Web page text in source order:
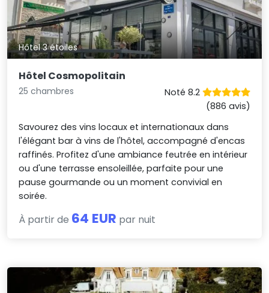
Hôtel 3 étoiles
Hôtel Cosmopolitain
25 chambres
Noté 8.2
(886 avis)
Savourez des vins locaux et internationaux dans
l'élégant bar à vins de l'hôtel, accompagné d'encas
raffinés. Profitez d'une ambiance feutrée en intérieur
ou d'une terrasse ensoleillée, parfaite pour une
pause gourmande ou un moment convivial en
soirée.
À partir de 64 EUR par nuit